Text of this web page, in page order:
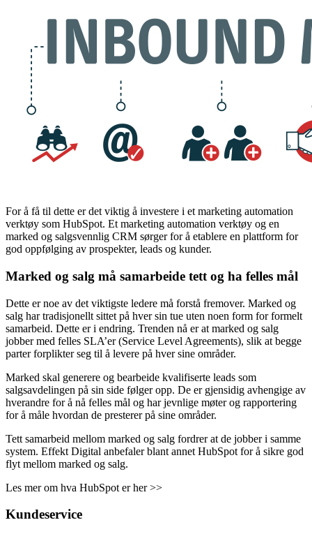
For å få til dette er det viktig å investere i et marketing automation
verktøy som HubSpot. Et marketing automation verktøy og en
marked og salgsvennlig CRM sørger for å etablere en plattform for
god oppfølging av prospekter, leads og kunder.
Marked og salg må samarbeide tett og ha felles mål
Dette er noe av det viktigste ledere må forstå fremover. Marked og
salg har tradisjonellt sittet på hver sin tue uten noen form for formelt
samarbeid. Dette er i endring. Trenden nå er at marked og salg
jobber med felles SLA’er (Service Level Agreements), slik at begge
parter forplikter seg til å levere på hver sine områder.
Marked skal generere og bearbeide kvalifiserte leads som
salgsavdelingen på sin side følger opp. De er gjensidig avhengige av
hverandre for å nå felles mål og har jevnlige møter og rapportering
for å måle hvordan de presterer på sine områder.
Tett samarbeid mellom marked og salg fordrer at de jobber i samme
system. Effekt Digital anbefaler blant annet HubSpot for å sikre god
flyt mellom marked og salg.
Les mer om hva HubSpot er her >>
Kundeservice